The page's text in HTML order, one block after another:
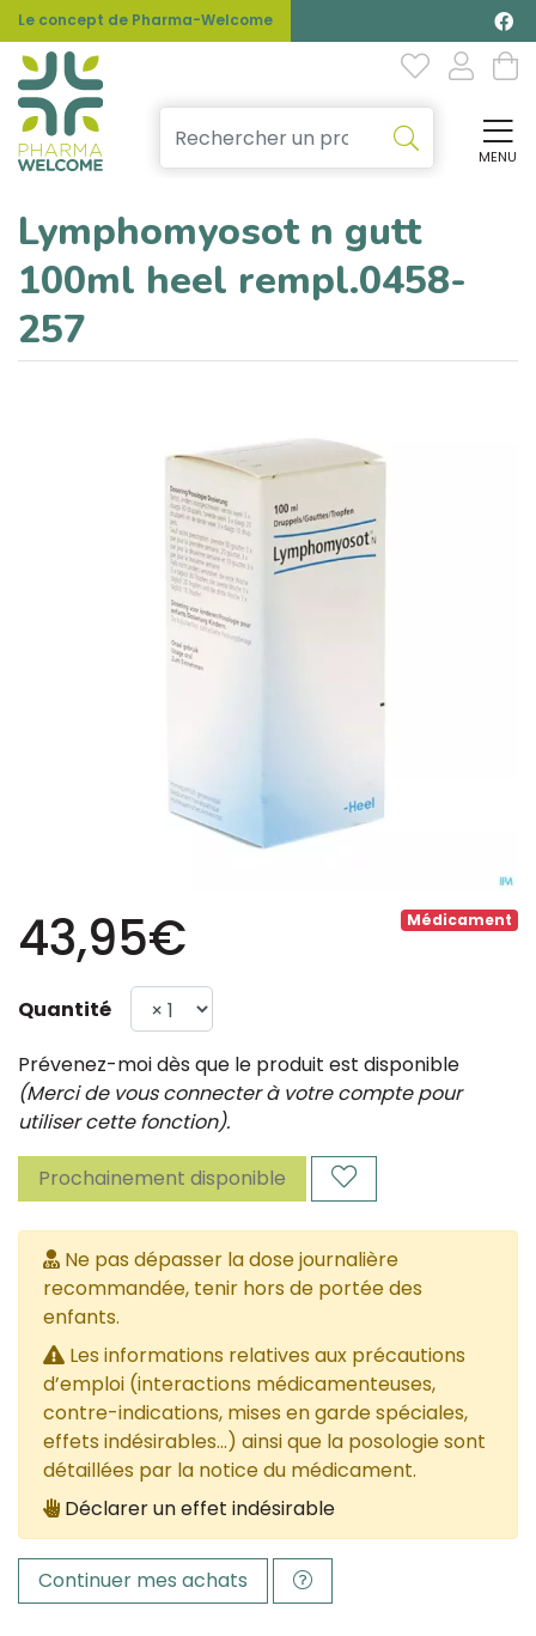
Le concept de Pharma-Welcome
MENU
Lymphomyosot n gutt
100ml heel rempl.0458-
257
Médicament
43,95€
Quantité
Prévenez-moi dès que le produit est disponible
(Merci de vous connecter à votre compte pour
utiliser cette fonction).
Prochainement disponible
Ne pas dépasser la dose journalière
recommandée, tenir hors de portée des
enfants.
Les informations relatives aux précautions
d’emploi (interactions médicamenteuses,
contre-indications, mises en garde spéciales,
effets indésirables...) ainsi que la posologie sont
détaillées par la notice du médicament.
Déclarer un effet indésirable
Continuer mes achats